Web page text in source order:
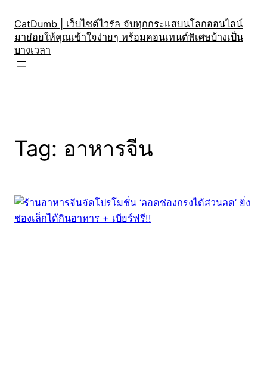
content
CatDumb | เว็บไซต์ไวรัล จับทุกกระแสบนโลกออนไลน์
มาย่อยให้คุณเข้าใจง่ายๆ พร้อมคอนเทนต์พิเศษบ้างเป็น
บางเวลา
Tag: อาหารจีน